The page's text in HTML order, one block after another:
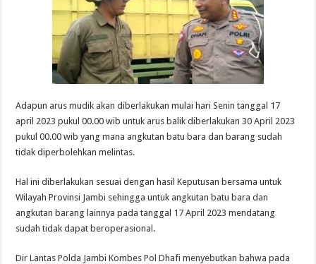
Adapun arus mudik akan diberlakukan mulai hari Senin tanggal 17
april 2023 pukul 00.00 wib untuk arus balik diberlakukan 30 April 2023
pukul 00.00 wib yang mana angkutan batu bara dan barang sudah
tidak diperbolehkan melintas.
Hal ini diberlakukan sesuai dengan hasil Keputusan bersama untuk
Wilayah Provinsi Jambi sehingga untuk angkutan batu bara dan
angkutan barang lainnya pada tanggal 17 April 2023 mendatang
sudah tidak dapat beroperasional.
Dir Lantas Polda Jambi Kombes Pol Dhafi menyebutkan bahwa pada